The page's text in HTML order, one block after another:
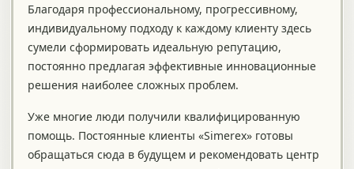
Благодаря профессиональному, прогрессивному,
индивидуальному подходу к каждому клиенту здесь
сумели сформировать идеальную репутацию,
постоянно предлагая эффективные инновационные
решения наиболее сложных проблем.
Уже многие люди получили квалифицированную
помощь. Постоянные клиенты «Simerex» готовы
обращаться сюда в будущем и рекомендовать центр